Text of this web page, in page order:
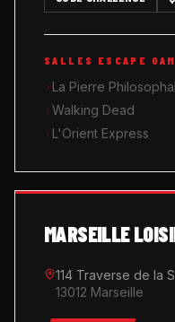
MUSIK ROOM
QUIZ GAME
SALLES ESCAPE
La Pierre
Walking Dead
L'Orient Express
MARSEILLE
114 Traverse de la
13012 Marseille